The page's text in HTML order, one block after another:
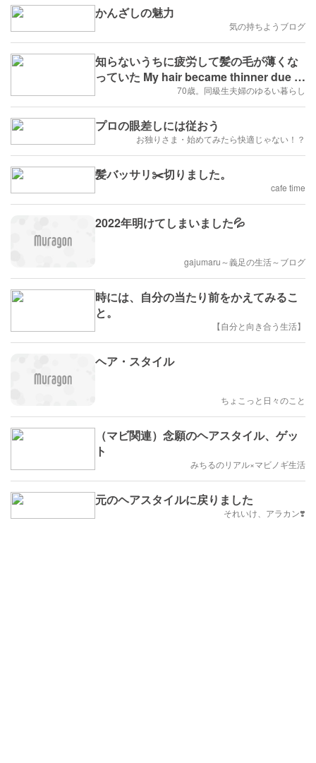
かんざしの魅力
気の持ちようブログ
知らないうちに疲労して髪の毛が薄くな
っていた My hair became thinner due to
70歳。同級生夫婦のゆるい暮らし
プロの眼差しには従おう
お独りさま・始めてみたら快適じゃない！？
髪バッサリ✂️切りました。
cafe time
2022年明けてしまいました💦
gajumaru～義足の生活～ブログ
時には、自分の当たり前をかえてみるこ
と。
【自分と向き合う生活】
ヘア・スタイル
ちょこっと日々のこと
（マビ関連）念願のヘアスタイル、ゲッ
ト
みちるのリアル×マビノギ生活
元のヘアスタイルに戻りました
それいけ、アラカン❣️